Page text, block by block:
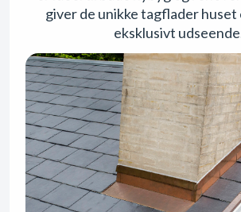
giver de unikke tagflader huset
eksklusivt